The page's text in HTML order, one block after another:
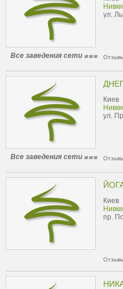
ул.
Все заведения сети
Киев
ул.
Все заведения сети
Киев
пр.